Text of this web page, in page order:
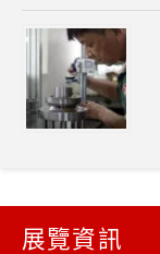
展覽資訊